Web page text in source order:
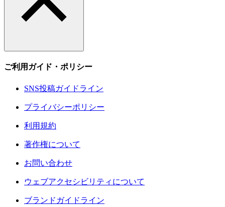
ご利用ガイド・ポリシー
SNS投稿ガイドライン
プライバシーポリシー
利用規約
著作権について
お問い合わせ
ウェブアクセシビリティについて
ブランドガイドライン